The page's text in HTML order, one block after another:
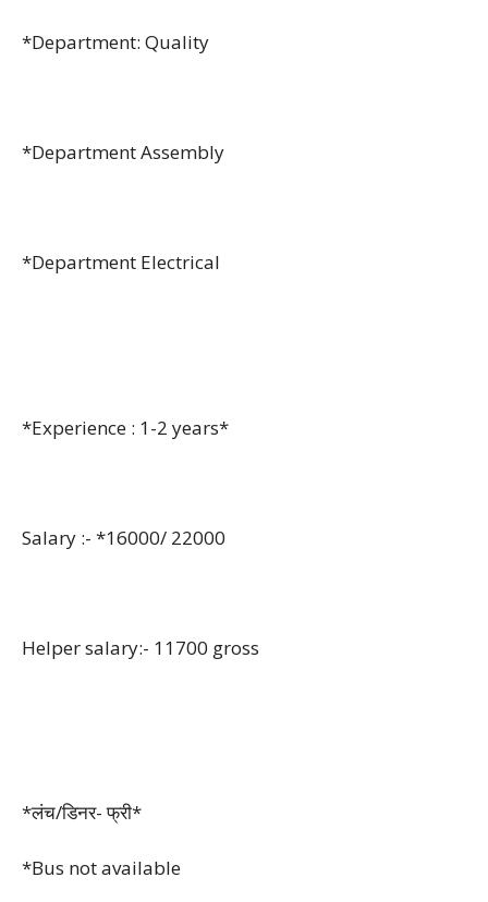
*Department: Quality
*Department Assembly
*Department Electrical
*Experience : 1-2 years*
Salary :- *16000/ 22000
Helper salary:- 11700 gross
*लंच/डिनर- फ्री*
*Bus not available